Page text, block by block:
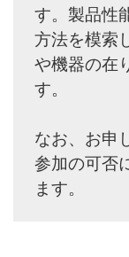
す。製品性
方法を模索
や機器の在
す。
なお、お申
参加の可否
ます。